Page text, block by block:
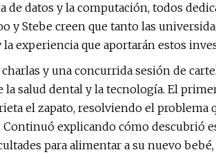
de datos y la computación, todos
y Stebe creen que tanto las
experiencia que aportarán estos
y una concurrida sesión de
la salud dental y la tecnología. El
el zapato, resolviendo el problema
explicando cómo descubrió
para alimentar a su nuevo